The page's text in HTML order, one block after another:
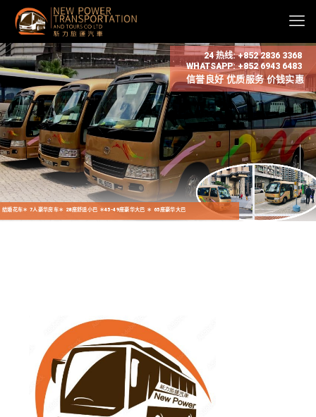
结婚花车＊ 7人豪华房车＊ 28座舒适小巴 ＊45-49座豪华大巴 ＊ 65座豪华大巴
24 热线: +852 2836 3368
WHATSAPP: +852 6943 6483
信誉良好 优质服务 价钱实惠